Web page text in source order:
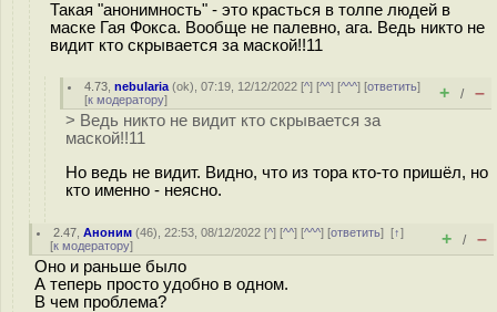
Такая "анонимность" - это красться в толпе людей в
маске Гая Фокса. Вообще не палевно, ага. Ведь никто не
видит кто скрывается за маской!!11
4.73 ,nebularia (ok), 07:19, 12/12/2022 [^] [^^] [^^^] [ответить]
[к модератору] + / –
> Ведь никто не видит кто скрывается за
маской!!11
Но ведь не видит. Видно, что из тора кто-то пришёл, но
кто именно - неясно.
2.47 ,Аноним (46), 22:53, 08/12/2022 [^] [^^] [^^^] [ответить][↑]
[к модератору] + / –
Оно и раньше было
А теперь просто удобно в одном.
В чем проблема?